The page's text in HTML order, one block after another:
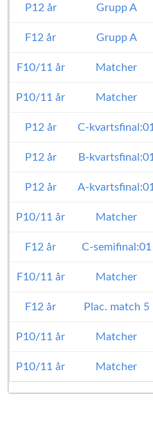
P12 år Grupp A
F12 år Grupp A
F10/11 år Matcher
P10/11 år Matcher
P12 år C-kvartsfinal:01
P12 år B-kvartsfinal:01
P12 år A-kvartsfinal:01
P10/11 år Matcher
F12 år C-semifinal:01
F10/11 år Matcher
F12 år Plac. match 5
P10/11 år Matcher
P10/11 år Matcher